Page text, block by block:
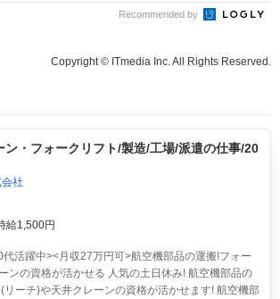
Recommended by
Copyright © ITmedia Inc. All Rights Reserved.
ン・フォークリフト/製造/工場/派遣の仕事/20
社
給1,500円
代活躍中><月収27万円可>航空機部品の運搬!フォー
ンの資格が活かせる 人気の土日休み!航空機部品の
リーチ)や天井クレーンの資格が活かせます! 航空機部